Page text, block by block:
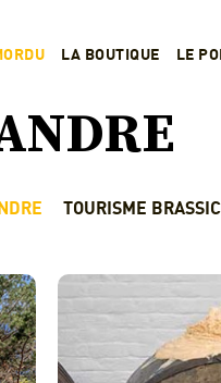
LA BOUTIQUE LE
TOURISME